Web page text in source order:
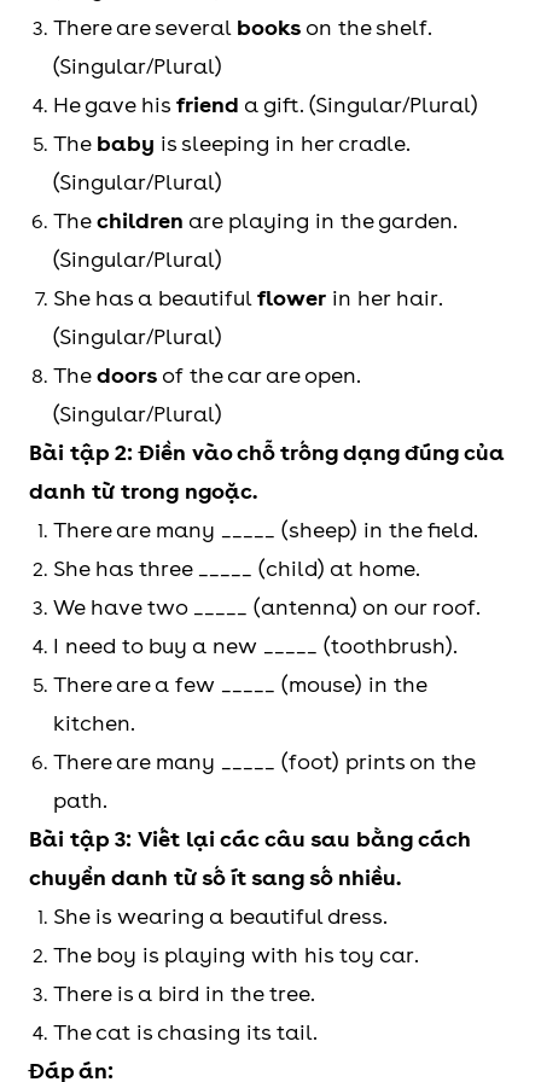
đứa trẻ sơ sinh thật
goose geese
The geese are flying
(Những con ngỗng
nam.)
ox oxen
The oxen are pulling
the cart.
(Những con bò đực
đang kéo xe.)
person
people.
There are several books on the shelf.
(Singular/Plural)
He gave his friend a gift. (Singular/Plural)
The baby is sleeping in her cradle.
(Singular/Plural)
Thechildren are playing in the garden.
(Singular/Plural)
She has a beautifulflower in her hair.
(Singular/Plural)
Thedoors of the car are open.
(Singular/Plural)
Bài tập 2: Điền vào chỗ trống dạng đúng của
danh từ trong ngoặc.
There are many _____ (sheep) in the field.
She has three _____ (child) at home.
We have two _____ (antenna) on our roof.
I need to buy a new _____ (toothbrush).
There are a few _____ (mouse) in the
kitchen.
There are many _____ (foot) prints on the
path.
Bài tập 3: Viết lại các câu sau bằng cách
chuyển danh từ số ít sang số nhiều.
She is wearing a beautiful dress.
The boy is playing with his toy car.
There is a bird in the tree.
The cat is chasing its tail.
Đáp án: